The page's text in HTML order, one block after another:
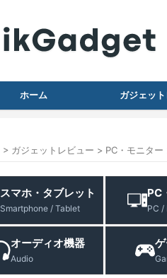
ホーム ガジェッ
> ガジェットレビュー > PC・モニター
スマホ・タブレット
Smartphone / Tablet
PC
PC /
オーディオ機器
Audio